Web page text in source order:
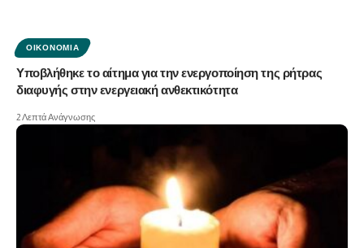
ΟΙΚΟΝΟΜΊΑ
Υποβλήθηκε το αίτημα για την ενεργοποίηση της ρήτρας
διαφυγής στην ενεργειακή ανθεκτικότητα
2 Λεπτά Ανάγνωσης